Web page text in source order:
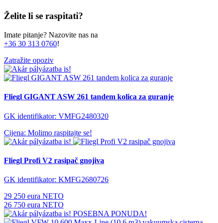
Želite li se raspitati?
Imate pitanje? Nazovite nas na
+36 30 313 0760!
Zatražite opoziv
Fliegl GIGANT ASW 261 tandem kolica za guranje
GK identifikator: VMFG2480320
Cijena: Molimo raspitajte se!
Fliegl Profi V2 rasipač gnojiva
GK identifikator: KMFG2680726
29 250 eura NETO
26 750 eura NETO
POSEBNA PONUDA!